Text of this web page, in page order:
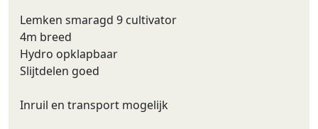
Lemken smaragd 9 cultivator
4m breed
Hydro opklapbaar
Slijtdelen goed
Inruil en transport mogelijk